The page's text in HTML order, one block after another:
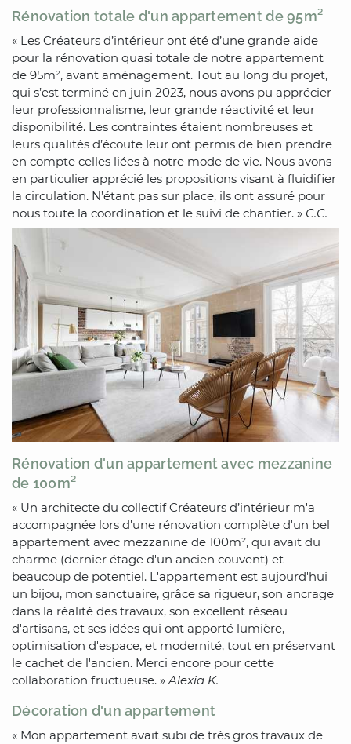
Rénovation totale d'un appartement de 95m²
« Les Créateurs d’intérieur ont été d’une grande aide
pour la rénovation quasi totale de notre appartement
de 95m², avant aménagement. Tout au long du projet,
qui s’est terminé en juin 2023, nous avons pu apprécier
leur professionnalisme, leur grande réactivité et leur
disponibilité. Les contraintes étaient nombreuses et
leurs qualités d’écoute leur ont permis de bien prendre
en compte celles liées à notre mode de vie. Nous avons
en particulier apprécié les propositions visant à fluidifier
la circulation. N’étant pas sur place, ils ont assuré pour
nous toute la coordination et le suivi de chantier. » C.C.
Rénovation d'un appartement avec mezzanine
de 100m²
« Un architecte du collectif Créateurs d’intérieur m'a
accompagnée lors d'une rénovation complète d'un bel
appartement avec mezzanine de 100m², qui avait du
charme (dernier étage d'un ancien couvent) et
beaucoup de potentiel. L'appartement est aujourd'hui
un bijou, mon sanctuaire, grâce sa rigueur, son ancrage
dans la réalité des travaux, son excellent réseau
d'artisans, et ses idées qui ont apporté lumière,
optimisation d'espace, et modernité, tout en préservant
le cachet de l'ancien. Merci encore pour cette
collaboration fructueuse. »Alexia K.
Décoration d'un appartement
« Mon appartement avait subi de très gros travaux de